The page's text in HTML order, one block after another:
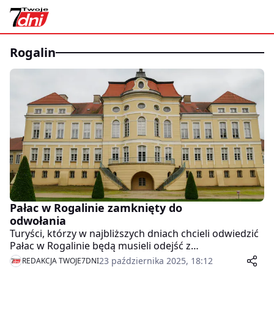
Rogalin
Pałac w Rogalinie zamknięty do
odwołania
Turyści, którzy w najbliższych dniach chcieli odwiedzić
Pałac w Rogalinie będą musieli odejść z
przysłowiowym kwitkiem. Dyrekcja zamknęła muzeum
ze wzglądu na... skażoną wodę.
REDAKCJA TWOJE7DNI23 października 2025, 18:12